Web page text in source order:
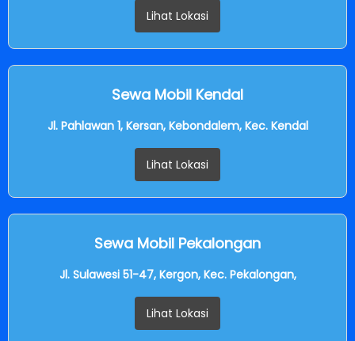
Lihat Lokasi
Sewa Mobil Kendal
Jl. Pahlawan 1, Kersan, Kebondalem, Kec. Kendal
Lihat Lokasi
Sewa Mobil Pekalongan
Jl. Sulawesi 51-47, Kergon, Kec. Pekalongan,
Lihat Lokasi